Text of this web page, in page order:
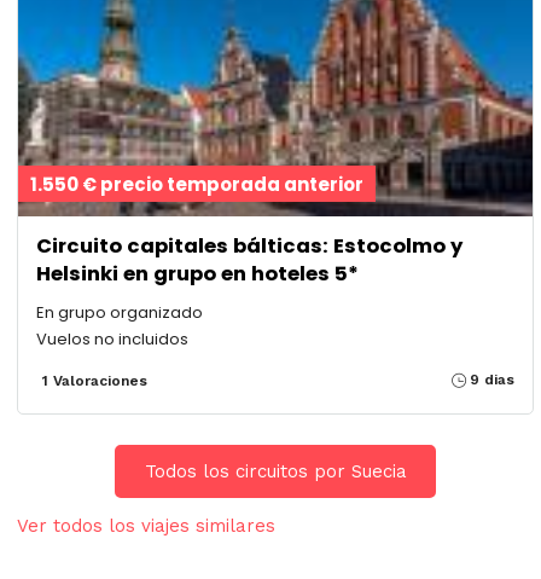
1.550 € precio temporada anterior
Circuito capitales bálticas: Estocolmo y
Helsinki en grupo en hoteles 5*
En grupo organizado
Vuelos no incluidos
1 Valoraciones 9 dias
Todos los circuitos por Suecia
Ver todos los viajes similares